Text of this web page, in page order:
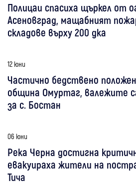
Полицаи спасиха щъркел от
Асеновград, мащабният
складове върху 200 дка
12 юни
Частично бедствено
община Омуртаг, валежите
за с. Бостан
06 юни
Река Черна достигна
евакуираха жители на
Тича